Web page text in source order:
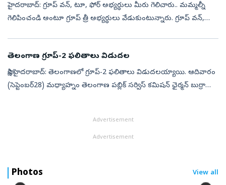
హైదరాబాద్‌: గ్రూప్‌ వన్, టూ, ఫోర్‌ అభ్యర్థులు మీరు గెలిచారు.. మమ్మల్నీ
గెలిపించండి అంటూ గ్రూప్‌ త్రీ అభ్యర్థులు వేడుకుంటున్నారు. గ్రూప్‌ వన్,
తెలంగాణ గ్రూప్‌-2 ఫలితాలు విడుదల
సాక్షి,హైదరాబాద్‌: తెలంగాణలో గ్రూప్‌-2 ఫలితాలు విడుదలయ్యాయి. ఆదివారం
(సెప్టెంబర్‌28) మధ్యాహ్నం తెలంగాణ పబ్లిక్‌ సర్విస్‌ కమిషన్‌ ఛైర్మన్‌ బుర్రా
Advertisement
Advertisement
Photos View all